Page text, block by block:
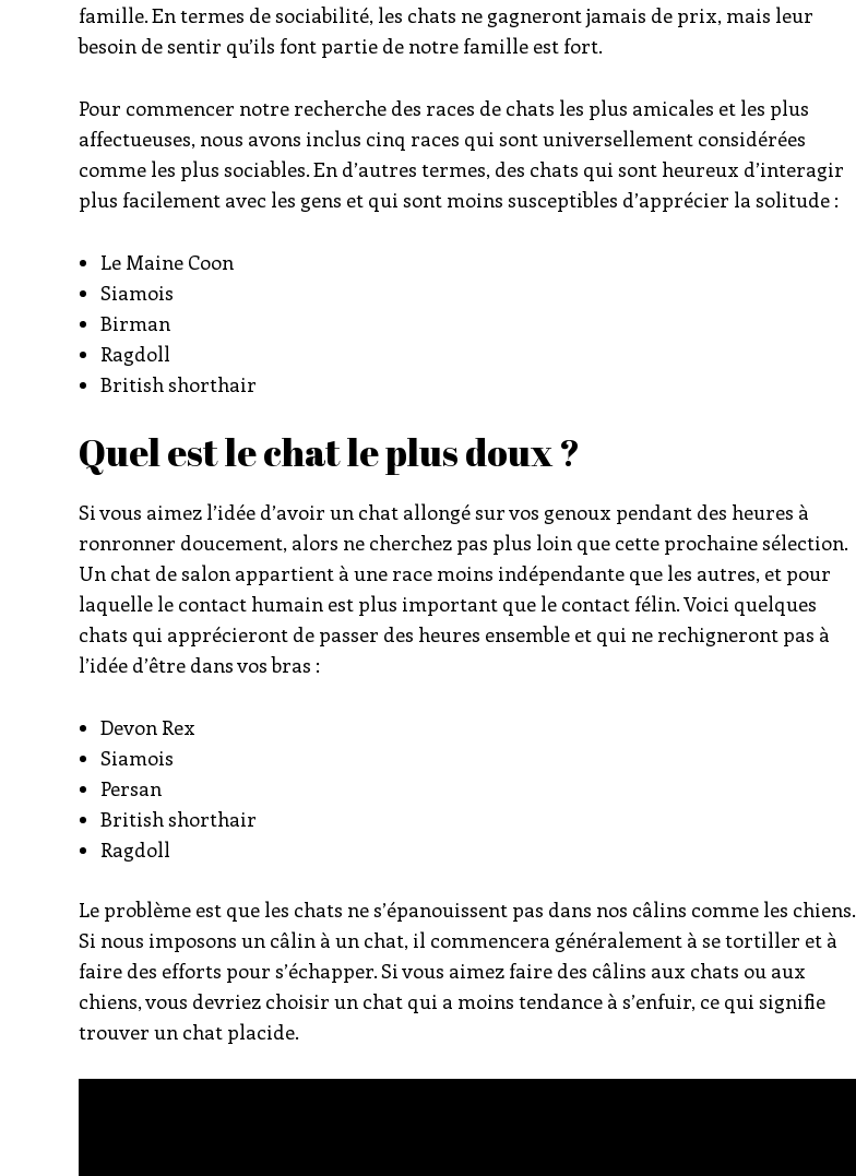
famille. En termes de sociabilité, les chats ne gagneront jamais de prix, mais leur
besoin de sentir qu’ils font partie de notre famille est fort.
Pour commencer notre recherche des races de chats les plus amicales et les plus
affectueuses, nous avons inclus cinq races qui sont universellement considérées
comme les plus sociables. En d’autres termes, des chats qui sont heureux d’interagir
plus facilement avec les gens et qui sont moins susceptibles d’apprécier la solitude :
Le Maine Coon
Siamois
Birman
Ragdoll
British shorthair
Quel est le chat le plus doux ?
Si vous aimez l’idée d’avoir un chat allongé sur vos genoux pendant des heures à
ronronner doucement, alors ne cherchez pas plus loin que cette prochaine sélection.
Un chat de salon appartient à une race moins indépendante que les autres, et pour
laquelle le contact humain est plus important que le contact félin. Voici quelques
chats qui apprécieront de passer des heures ensemble et qui ne rechigneront pas à
l’idée d’être dans vos bras :
Devon Rex
Siamois
Persan
British shorthair
Ragdoll
Le problème est que les chats ne s’épanouissent pas dans nos câlins comme les chiens.
Si nous imposons un câlin à un chat, il commencera généralement à se tortiller et à
faire des efforts pour s’échapper. Si vous aimez faire des câlins aux chats ou aux
chiens, vous devriez choisir un chat qui a moins tendance à s’enfuir, ce qui signifie
trouver un chat placide.